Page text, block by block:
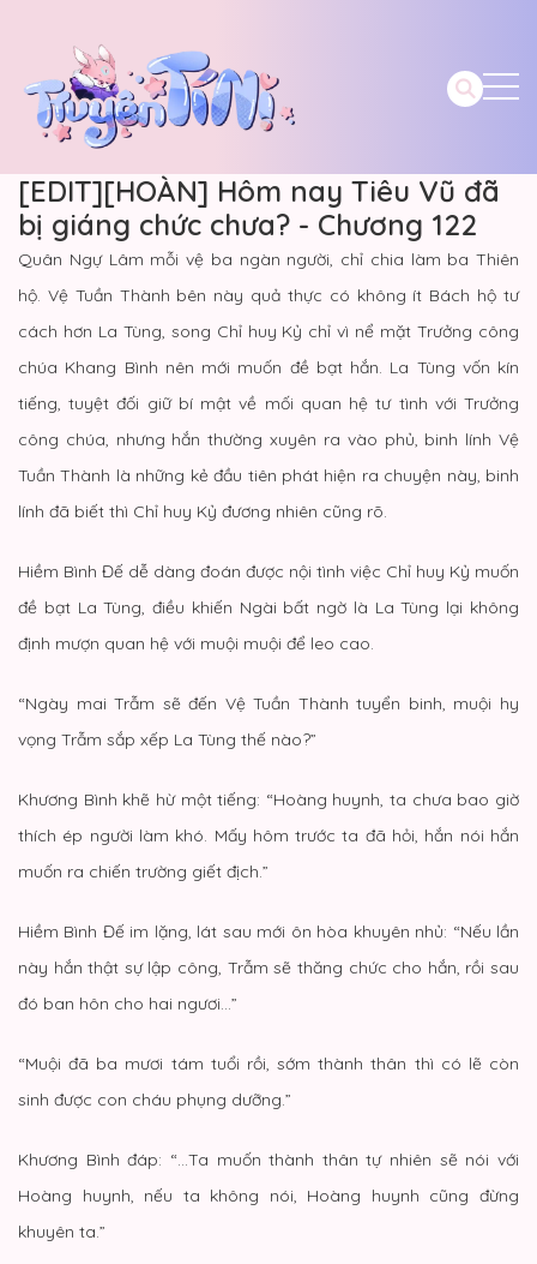
[EDIT][HOÀN] Hôm nay Tiêu Vũ đã
bị giáng chức chưa? - Chương 122
Quân Ngự Lâm mỗi vệ ba ngàn người, chỉ chia làm ba Thiên
hộ. Vệ Tuần Thành bên này quả thực có không ít Bách hộ tư
cách hơn La Tùng, song Chỉ huy Kỷ chỉ vì nể mặt Trưởng công
chúa Khang Bình nên mới muốn đề bạt hắn. La Tùng vốn kín
tiếng, tuyệt đối giữ bí mật về mối quan hệ tư tình với Trưởng
công chúa, nhưng hắn thường xuyên ra vào phủ, binh lính Vệ
Tuần Thành là những kẻ đầu tiên phát hiện ra chuyện này, binh
lính đã biết thì Chỉ huy Kỷ đương nhiên cũng rõ.
Hiềm Bình Đế dễ dàng đoán được nội tình việc Chỉ huy Kỷ muốn
đề bạt La Tùng, điều khiến Ngài bất ngờ là La Tùng lại không
định mượn quan hệ với muội muội để leo cao.
“Ngày mai Trẫm sẽ đến Vệ Tuần Thành tuyển binh, muội hy
vọng Trẫm sắp xếp La Tùng thế nào?”
Khương Bình khẽ hừ một tiếng: “Hoàng huynh, ta chưa bao giờ
thích ép người làm khó. Mấy hôm trước ta đã hỏi, hắn nói hắn
muốn ra chiến trường giết địch.”
Hiềm Bình Đế im lặng, lát sau mới ôn hòa khuyên nhủ: “Nếu lần
này hắn thật sự lập công, Trẫm sẽ thăng chức cho hắn, rồi sau
đó ban hôn cho hai ngươi…”
“Muội đã ba mươi tám tuổi rồi, sớm thành thân thì có lẽ còn
sinh được con cháu phụng dưỡng.”
Khương Bình đáp: “…Ta muốn thành thân tự nhiên sẽ nói với
Hoàng huynh, nếu ta không nói, Hoàng huynh cũng đừng
khuyên ta.”